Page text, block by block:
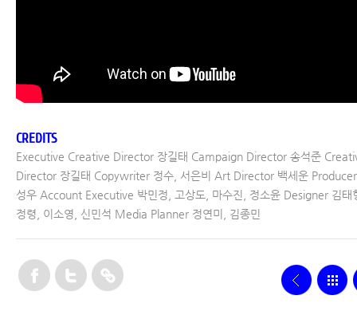
CREDITS
Executive Creative Director 장길태 Campaign Director 송석준
Director 장길태 Copywriter 정수, 서은비 Art Director 백세운
성우 Account Executive 박민정, 고상도, 마수진, 정소윤 Designer 김태
정령, 이소영, 신민석 Media Planner 정연미, 김종민